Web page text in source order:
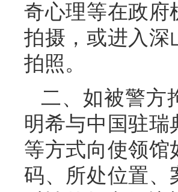
奇心理等在政府
拍摄，或进入深
拍照。
二、如被警方
明希与中国驻
等方式向使领馆
码、所处位置、